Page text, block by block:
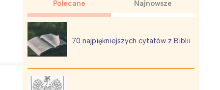
Polecane Najnowsze
70 najpiękniejszych cytatów z Biblii